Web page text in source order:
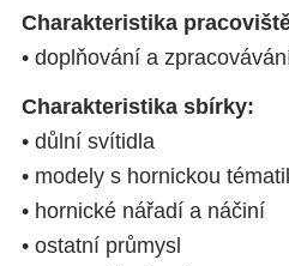
Charakteristika
• doplňování a
Charakteristika sbírky:
• důlní svítidla
• modely s hornickou
• hornické nářadí a náčiní
• ostatní průmysl